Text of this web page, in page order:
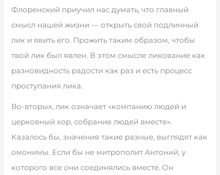
Флоренский приучил нас думать, что главный
смысл нашей жизни — открыть свой подлинный
лик и явить его. Прожить таким образом, чтобы
твой лик был явлен. В этом смысле ликование как
разновидность радости как раз и есть процесс
проступания лика.
Во-вторых, лик означает «компанию людей и
церковный хор, собрание людей вместе».
Казалось бы, значения такие разные, выглядят как
омонимы. Если бы не митрополит Антоний, у
которого все они соединялись вместе. Он